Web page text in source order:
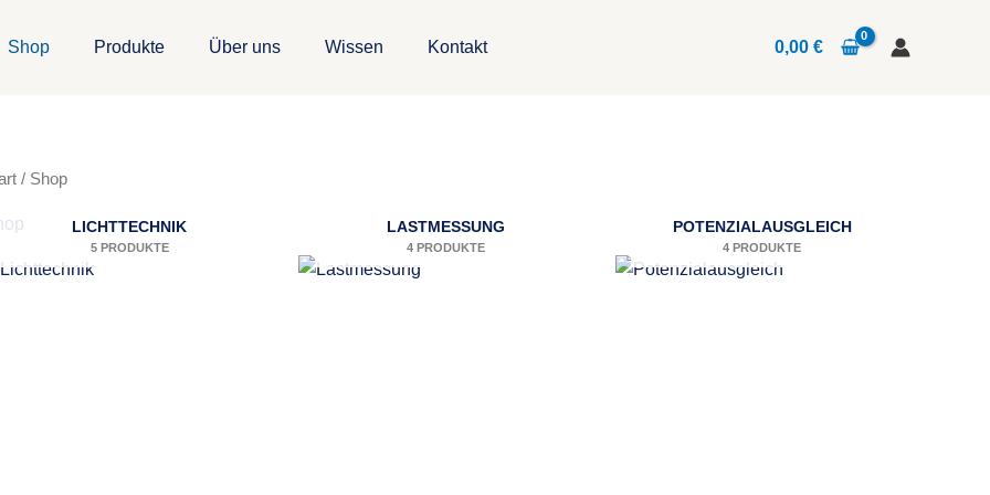
Shop Produkte Über uns Wissen Kontakt 0,00 €
/ Shop
LICHTTECHNIK
5 PRODUKTE
LASTMESSUNG
4 PRODUKTE
POTENZIALAUSGLEICH
4 PRODUKTE